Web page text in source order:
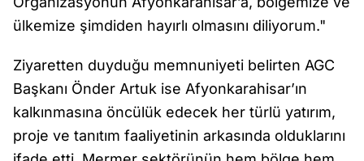
ülkemize şimdiden hayırlı olmasını diliyorum."
Ziyaretten duyduğu memnuniyeti belirten AGC
Başkanı Önder Artuk ise Afyonkarahisar’ın
kalkınmasına öncülük edecek her türlü yatırım,
proje ve tanıtım faaliyetinin arkasında olduklarını